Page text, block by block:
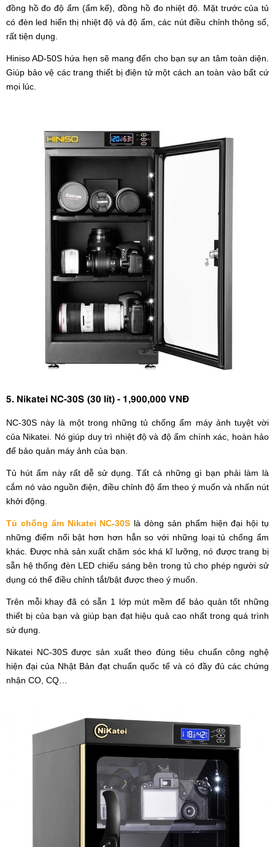
đồng hồ đo độ ẩm (ẩm kế), đồng hồ đo nhiệt độ. Mặt trước của tủ
có đèn led hiển thị nhiệt độ và độ ẩm, các nút điều chỉnh thông số,
rất tiện dụng.
Hiniso AD-50S hứa hẹn sẽ mang đến cho bạn sự an tâm toàn diện.
Giúp bảo vệ các trang thiết bị điện tử một cách an toàn vào bất cứ
mọi lúc.
5. Nikatei NC-30S (30 lít) - 1,900,000 VNĐ
NC-30S này là một trong những tủ chống ẩm máy ảnh tuyệt vời
của Nikatei. Nó giúp duy trì nhiệt độ và độ ẩm chính xác, hoàn hảo
để bảo quản máy ảnh của bạn.
Tủ hút ẩm này rất dễ sử dụng. Tất cả những gì bạn phải làm là
cắm nó vào nguồn điện, điều chỉnh độ ẩm theo ý muốn và nhấn nút
khởi động.
Tủ chống ẩm Nikatei NC-30S là dòng sản phẩm hiện đại hội tụ
những điểm nổi bật hơn hơn hẳn so với những loại tủ chống ẩm
khác. Được nhà sản xuất chăm sóc khá kĩ lưỡng, nó được trang bị
sẵn hệ thống đèn LED chiếu sáng bên trong tủ cho phép người sử
dụng có thể điều chỉnh tắt/bật được theo ý muốn.
Trên mỗi khay đã có sẵn 1 lớp mút mềm để bảo quản tốt những
thiết bị của bạn và giúp bạn đạt hiệu quả cao nhất trong quá trình
sử dụng.
Nikatei NC-30S được sản xuất theo đúng tiêu chuẩn công nghệ
hiện đại của Nhật Bản đạt chuẩn quốc tế và có đầy đủ các chứng
nhận CO, CQ…